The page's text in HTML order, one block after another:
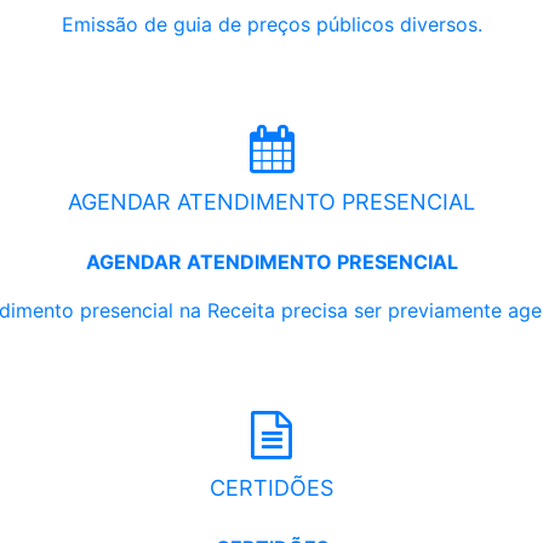
Emissão de guia de preços públicos diversos.
AGENDAR ATENDIMENTO PRESENCIAL
AGENDAR ATENDIMENTO PRESENCIAL
presencial na Receita precisa ser previamente
CERTIDÕES